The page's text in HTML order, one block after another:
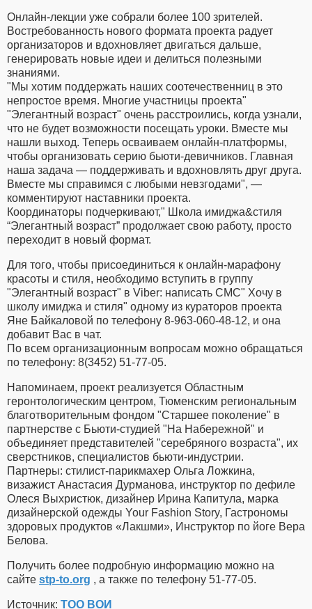
Онлайн-лекции уже собрали более 100 зрителей.
Востребованность нового формата проекта радует
организаторов и вдохновляет двигаться дальше,
генерировать новые идеи и делиться полезными
знаниями.
"Мы хотим поддержать наших соотечественниц в это
непростое время. Многие участницы проекта"
"Элегантный возраст" очень расстроились, когда узнали,
что не будет возможности посещать уроки. Вместе мы
нашли выход. Теперь осваиваем онлайн-платформы,
чтобы организовать серию бьюти-девичников. Главная
наша задача ― поддерживать и вдохновлять друг друга.
Вместе мы справимся с любыми невзгодами", ―
комментируют наставники проекта.
Координаторы подчеркивают," Школа имиджа&стиля
“Элегантный возраст” продолжает свою работу, просто
переходит в новый формат.
Для того, чтобы присоединиться к онлайн-марафону
красоты и стиля, необходимо вступить в группу
"Элегантный возраст" в Viber: написать СМС" Хочу в
школу имиджа и стиля" одному из кураторов проекта
Яне Байкаловой по телефону 8-963-060-48-12, и она
добавит Вас в чат.
По всем организационным вопросам можно обращаться
по телефону: 8(3452) 51-77-05.
Напоминаем, проект реализуется Областным
геронтологическим центром, Тюменским региональным
благотворительным фондом "Старшее поколение" в
партнерстве с Бьюти-студией "На Набережной" и
объединяет представителей "серебряного возраста", их
сверстников, специалистов бьюти-индустрии.
Партнеры: стилист-парикмахер Ольга Ложкина,
визажист Анастасия Дурманова, инструктор по дефиле
Олеся Выхристюк, дизайнер Ирина Капитула, марка
дизайнерской одежды Your Fashion Story, Гастрономы
здоровых продуктов «Лакшми», Инструктор по йоге Вера
Белова.
Получить более подробную информацию можно на
сайте stp-to.org , а также по телефону 51-77-05.
Источник: ТОО ВОИ